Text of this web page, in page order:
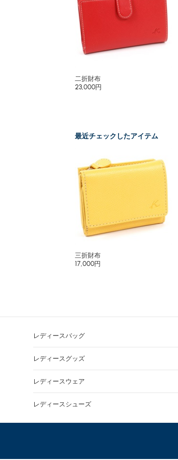
二折財布
23,000円
最近チェックしたアイテム
三折財布
17,000円
レディースバッグ
レディースグッズ
レディースウェア
レディースシューズ